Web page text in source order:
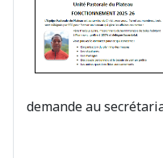
demande au